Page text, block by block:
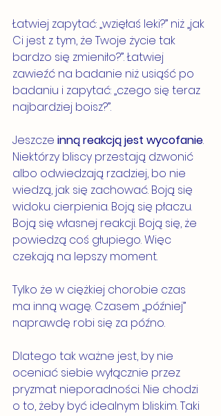
Łatwiej zapytać: „wzięłaś leki?” niż „jak
Ci jest z tym, że Twoje życie tak
bardzo się zmieniło?”. Łatwiej
zawieźć na badanie niż usiąść po
badaniu i zapytać: „czego się teraz
najbardziej boisz?”.
Jeszcze inną reakcją jest wycofanie.
Niektórzy bliscy przestają dzwonić
albo odwiedzają rzadziej, bo nie
wiedzą, jak się zachować. Boją się
widoku cierpienia. Boją się płaczu.
Boją się własnej reakcji. Boją się, że
powiedzą coś głupiego. Więc
czekają na lepszy moment.
Tylko że w ciężkiej chorobie czas
ma inną wagę. Czasem „później”
naprawdę robi się za późno.
Dlatego tak ważne jest, by nie
oceniać siebie wyłącznie przez
pryzmat nieporadności. Nie chodzi
o to, żeby być idealnym bliskim. Taki